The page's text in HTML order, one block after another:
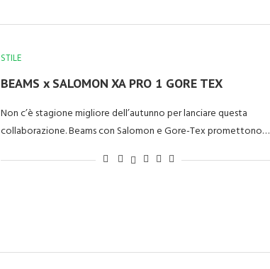
STILE
BEAMS x SALOMON XA PRO 1 GORE TEX
Non c’è stagione migliore dell’autunno per lanciare questa
collaborazione. Beams con Salomon e Gore-Tex promettono…